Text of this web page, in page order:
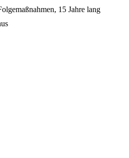
15 Jahre lang